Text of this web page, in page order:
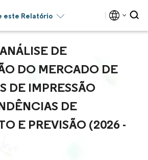
este Relatório
DE
DO MERCADO DE
DE IMPRESSÃO
DE
E PREVISÃO (2026 -